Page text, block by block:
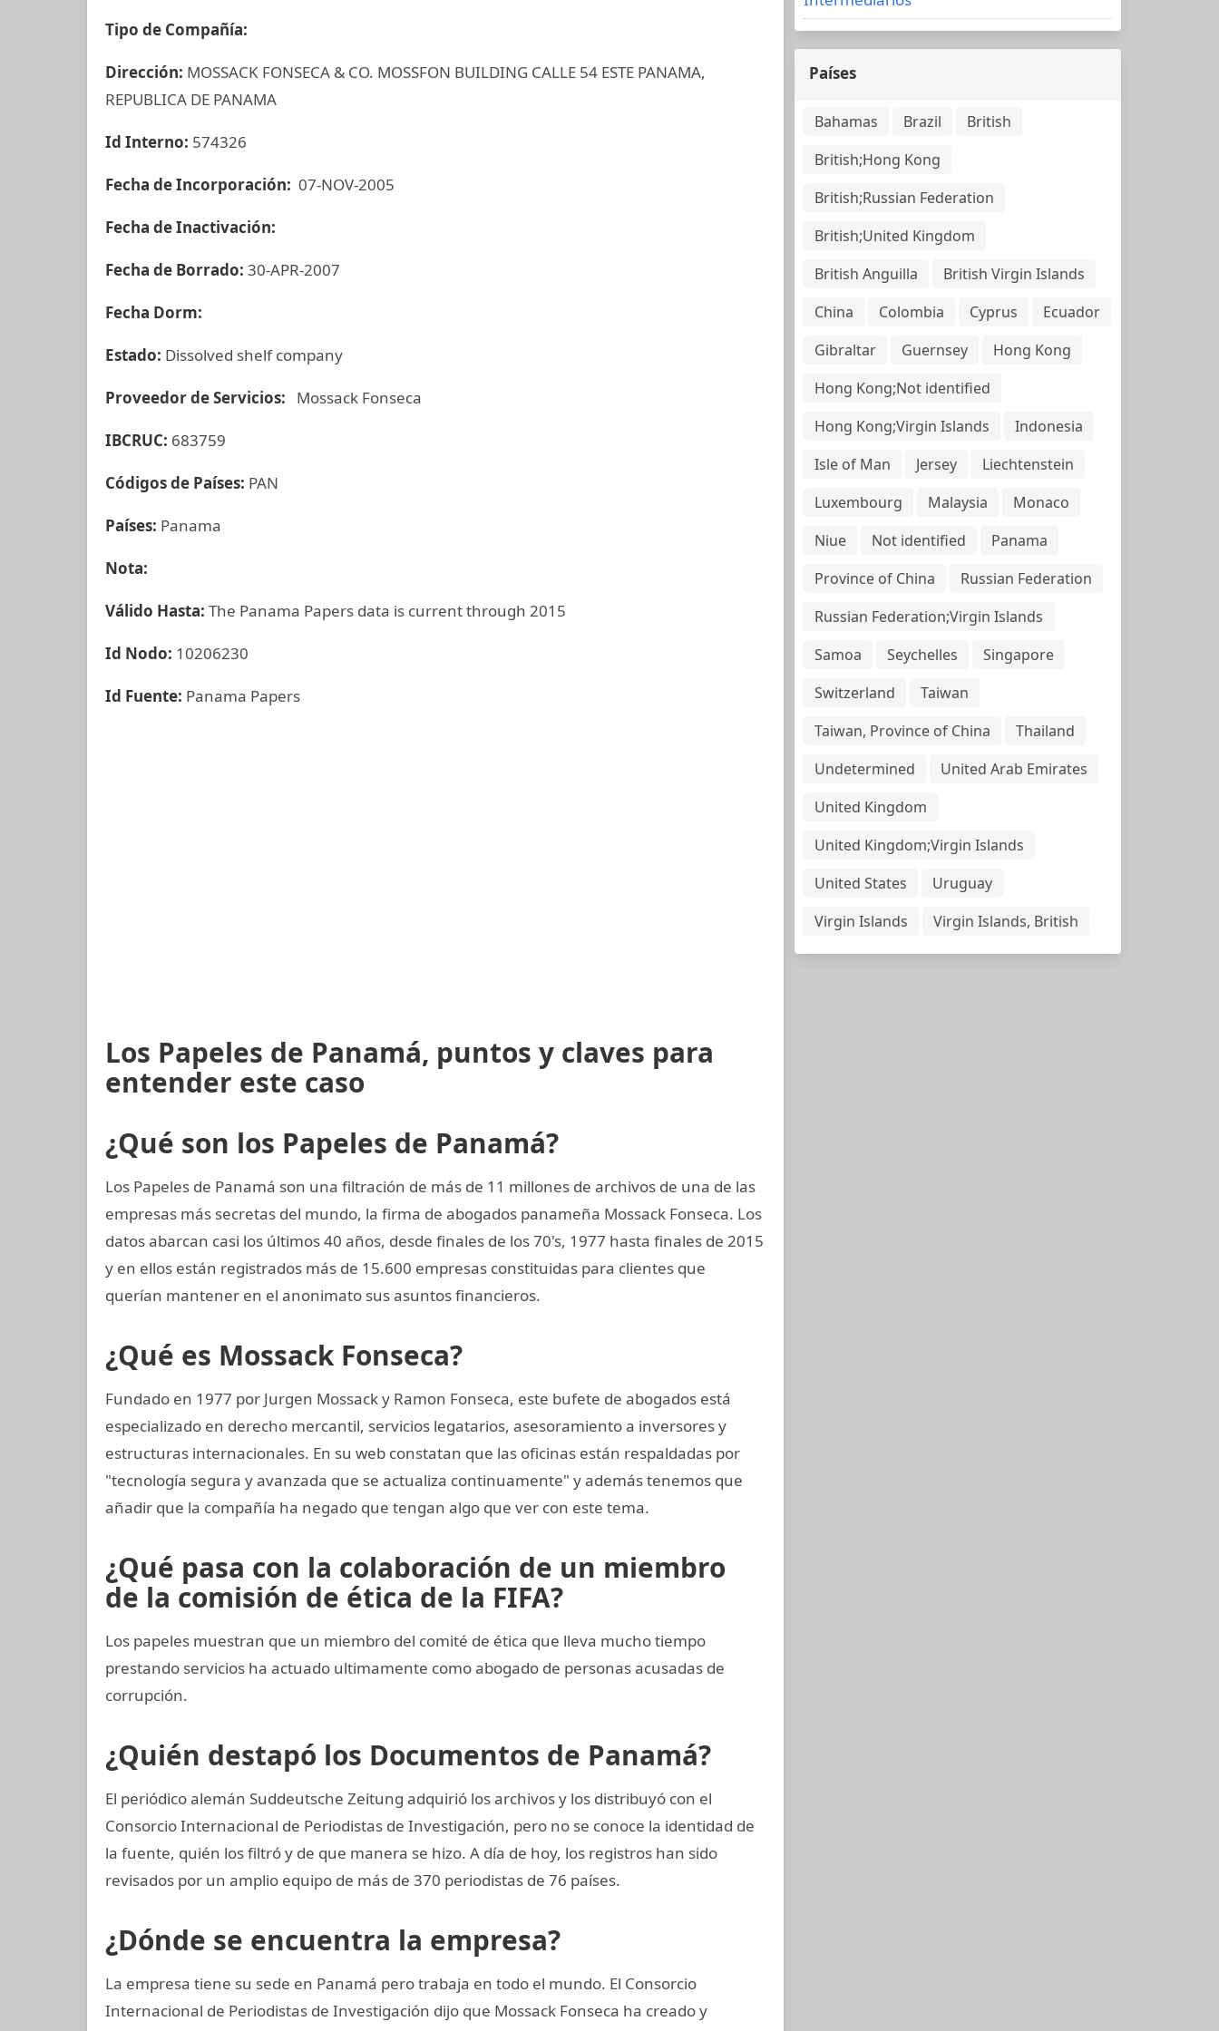
Tipo de Compañía:
Dirección: MOSSACK FONSECA & CO. MOSSFON BUILDING CALLE 54 ESTE PANAMA,
REPUBLICA DE PANAMA
Id Interno: 574326
Fecha de Incorporación: 07-NOV-2005
Fecha de Inactivación:
Fecha de Borrado: 30-APR-2007
Fecha Dorm:
Estado: Dissolved shelf company
Proveedor de Servicios: Mossack Fonseca
IBCRUC: 683759
Códigos de Países: PAN
Países: Panama
Nota:
Válido Hasta: The Panama Papers data is current through 2015
Id Nodo: 10206230
Id Fuente: Panama Papers
Los Papeles de Panamá, puntos y claves para
entender este caso
¿Qué son los Papeles de Panamá?
Los Papeles de Panamá son una filtración de más de 11 millones de archivos de una de las
empresas más secretas del mundo, la firma de abogados panameña Mossack Fonseca. Los
datos abarcan casi los últimos 40 años, desde finales de los 70's, 1977 hasta finales de 2015
y en ellos están registrados más de 15.600 empresas constituidas para clientes que
querían mantener en el anonimato sus asuntos financieros.
¿Qué es Mossack Fonseca?
Fundado en 1977 por Jurgen Mossack y Ramon Fonseca, este bufete de abogados está
especializado en derecho mercantil, servicios legatarios, asesoramiento a inversores y
estructuras internacionales. En su web constatan que las oficinas están respaldadas por
"tecnología segura y avanzada que se actualiza continuamente" y además tenemos que
añadir que la compañía ha negado que tengan algo que ver con este tema.
¿Qué pasa con la colaboración de un miembro
de la comisión de ética de la FIFA?
Los papeles muestran que un miembro del comité de ética que lleva mucho tiempo
prestando servicios ha actuado ultimamente como abogado de personas acusadas de
corrupción.
¿Quién destapó los Documentos de Panamá?
El periódico alemán Suddeutsche Zeitung adquirió los archivos y los distribuyó con el
Consorcio Internacional de Periodistas de Investigación, pero no se conoce la identidad de
la fuente, quién los filtró y de que manera se hizo. A día de hoy, los registros han sido
revisados por un amplio equipo de más de 370 periodistas de 76 países.
¿Dónde se encuentra la empresa?
La empresa tiene su sede en Panamá pero trabaja en todo el mundo. El Consorcio
Internacional de Periodistas de Investigación dijo que Mossack Fonseca ha creado y
Países
Bahamas Brazil
British
British;Hong Kong
British;Russian Federation
British;United Kingdom
British Anguilla
British Virgin Islands
China
Colombia Cyprus
Ecuador
Gibraltar
Guernsey
Hong Kong
Hong Kong;Not identified
Hong Kong;Virgin Islands
Indonesia
Isle of Man
Jersey
Liechtenstein
Luxembourg
Malaysia
Monaco
Niue
Not identified
Panama
Province of China
Russian Federation
Russian Federation;Virgin Islands
Samoa
Seychelles
Singapore
Switzerland
Taiwan
Taiwan, Province of China
Thailand
Undetermined
United Arab Emirates
United Kingdom
United Kingdom;Virgin Islands
United States
Uruguay
Virgin Islands
Virgin Islands, British